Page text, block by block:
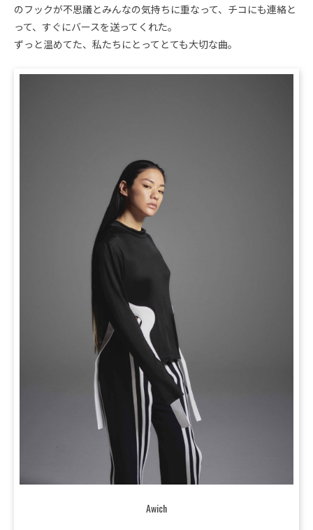
のフックが不思議とみんなの気持ちに重なって、チコにも連絡と
って、すぐにバースを送ってくれた。
ずっと温めてた、私たちにとってとても大切な曲。
Awich